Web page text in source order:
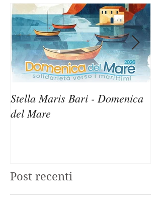
Stella Maris Bari - Domenica
del Mare
Post recenti